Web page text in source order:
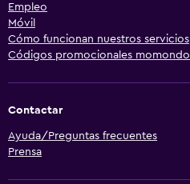
Empleo
Móvil
Cómo funcionan nuestros servicios
Códigos promocionales momondo
Contactar
Ayuda/Preguntas frecuentes
Prensa